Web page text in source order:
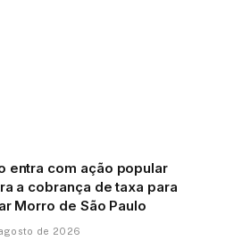
entra com ação popular
a cobrança de taxa para
Morro de São Paulo
de 2026